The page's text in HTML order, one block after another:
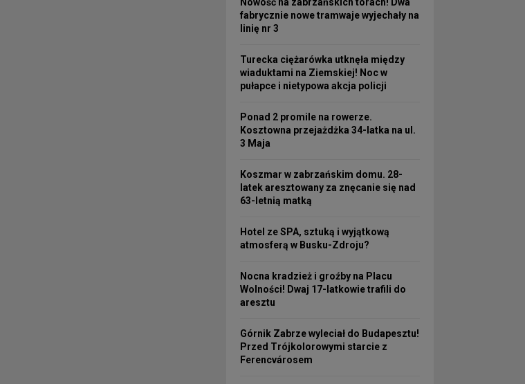
fabrycznie nowe tramwaje wyjechały na
linię nr 3
Turecka ciężarówka utknęła między
wiaduktami na Ziemskiej! Noc w
pułapce i nietypowa akcja policji
Ponad 2 promile na rowerze.
Kosztowna przejażdżka 34-latka na ul.
3 Maja
Koszmar w zabrzańskim domu. 28-
latek aresztowany za znęcanie się nad
63-letnią matką
Hotel ze SPA, sztuką i wyjątkową
atmosferą w Busku-Zdroju?
Nocna kradzież i groźby na Placu
Wolności! Dwaj 17-latkowie trafili do
aresztu
Górnik Zabrze wyleciał do Budapesztu!
Przed Trójkolorowymi starcie z
Ferencvárosem